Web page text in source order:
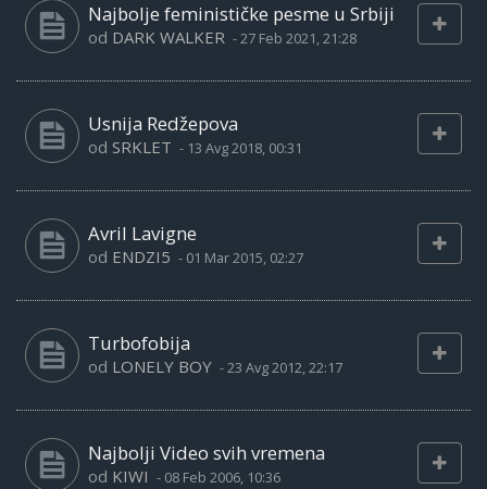
Najbolje feminističke pesme u Srbiji
od DARK WALKER -27 Feb 2021, 21:28
Usnija Redžepova
od SRKLET - 13 Avg 2018, 00:31
Avril Lavigne
od ENDZI5 - 01 Mar 2015, 02:27
Turbofobija
od LONELY BOY -23 Avg 2012, 22:17
Najbolji Video svih vremena
od KIWI - 08 Feb 2006, 10:36